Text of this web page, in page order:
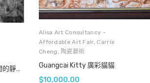
The Quiet Surface Of Time 3 時間的靜痕 3
Alisa Art Consultancy -
Affordable Art Fair, Carrie
Cheng , 陶瓷藝術
Guangcai Kitty 廣彩貓貓
$10,000.00